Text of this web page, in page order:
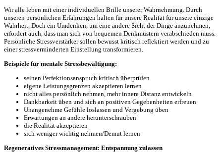
Wir alle leben mit einer individuellen Brille unserer Wahrnehmung. Durch
unseren persönlichen Erfahrungen halten für unsere Realität für unsere einzige
Wahrheit. Doch ein Umdenken, um eine andere Sicht der Dinge anzunehmen,
erfordert auch, dass man sich von bequemen Denkmustern verabschieden muss.
Persönliche Stressverstärker sollen bewusst kritisch reflektiert werden und zu
einer stressverminderten Einstellung transformieren.
Beispiele für mentale Stressbewältigung:
seinen Perfektionsanspruch kritisch überprüfen
eigene Leistungsgrenzen akzeptieren lernen
nicht alles persönlich nehmen, mehr innere Distanz entwickeln
Dankbarkeit üben und sich an positiven Gegebenheiten erfreuen
Unangenehme Gefühle loslassen und Vergebung üben
Erwartungen an andere herunterschrauben
die Realität akzeptieren
sich weniger wichtig nehmen/Demut lernen
Regeneratives Stressmanagement: Entspannung zulassen